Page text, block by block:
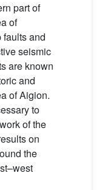
part of
of
faults and
seismic
are known
and
of Aigion.
to
of the
on
the